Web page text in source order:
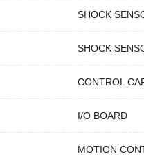
SHOCK
SHOCK
CONTROL
I/O BOARD
MOTION